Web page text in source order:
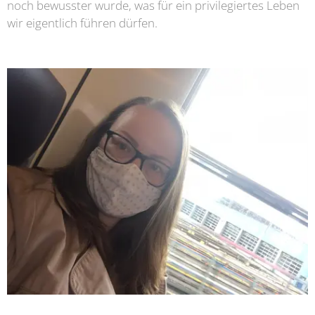
noch bewusster wurde, was für ein privilegiertes Leben
wir eigentlich führen dürfen.